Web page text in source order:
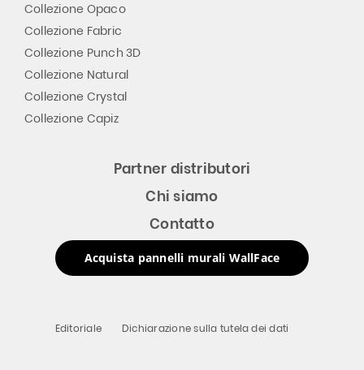
Collezione Opaco
Collezione Fabric
Collezione Punch 3D
Collezione Natural
Collezione Crystal
Collezione Capiz
Partner distributori
Chi siamo
Contatto
Acquista pannelli murali WallFace
Editoriale Dichiarazione sulla tutela dei dati